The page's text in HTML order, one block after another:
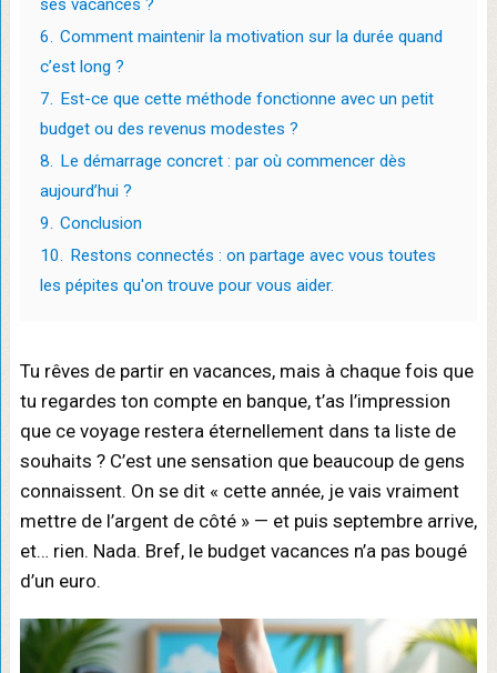
ses vacances ?
6. Comment maintenir la motivation sur la durée quand
c’est long ?
7. Est-ce que cette méthode fonctionne avec un petit
budget ou des revenus modestes ?
8. Le démarrage concret : par où commencer dès
aujourd’hui ?
9. Conclusion
10. Restons connectés : on partage avec vous toutes
les pépites qu'on trouve pour vous aider.
Tu rêves de partir en vacances, mais à chaque fois que
tu regardes ton compte en banque, t’as l’impression
que ce voyage restera éternellement dans ta liste de
souhaits ? C’est une sensation que beaucoup de gens
connaissent. On se dit « cette année, je vais vraiment
mettre de l’argent de côté » — et puis septembre arrive,
et… rien. Nada. Bref, le budget vacances n’a pas bougé
d’un euro.